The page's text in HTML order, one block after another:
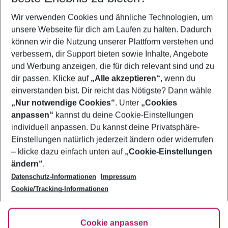
2 Erwachsene Keine Kinder
Mehr Filter anzeigen
Footer
Footer navigation
Über uns
AGB
Bestpreisgarantie
Cookie-Einstellungen ändern
Cookie-Richtlinie
Agenturbetreuung
Barrierefreies Reisen
FAQ
HanseMerkur Reiseversicherung
Folge uns
Wir verwenden Cookies und ähnliche Technologien, um
unsere Webseite für dich am Laufen zu halten. Dadurch
können wir die Nutzung unserer Plattform verstehen und
verbessern, dir Support bieten sowie Inhalte, Angebote
und Werbung anzeigen, die für dich relevant sind und zu
dir passen. Klicke auf „Alle akzeptieren“, wenn du
einverstanden bist. Dir reicht das Nötigste? Dann wähle
„Nur notwendige Cookies“. Unter „Cookies
anpassen“ kannst du deine Cookie-Einstellungen
individuell anpassen. Du kannst deine Privatsphäre-
Einstellungen natürlich jederzeit ändern oder widerrufen
– klicke dazu einfach unten auf „Cookie-Einstellungen
ändern“.
Datenschutz-Informationen
Impressum
Cookie/Tracking-Informationen
Cookie anpassen